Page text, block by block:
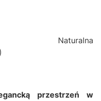
przestrzeń w